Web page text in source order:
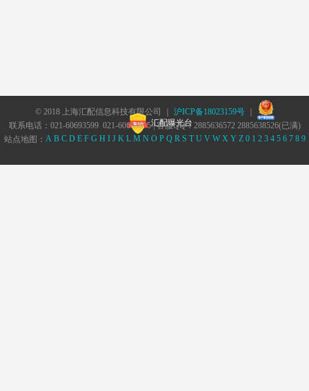
© 2018 上海汇配信息科技有限公司 ｜ 沪ICP备18023159号｜
汇配曝光台
联系电话：021-60693599 021-60693555 | 客服QQ：2885636572 2885638526(已满)
站点地图： A B C D E F G H I J K L M N O P Q R S T U V W X Y Z 0 1 2 3 4 5 6 7 8 9